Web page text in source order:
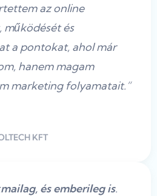
az online
és
a pontokat, ahol már
hanem magam
marketing folyamatait.“
KFT
és emberileg is.